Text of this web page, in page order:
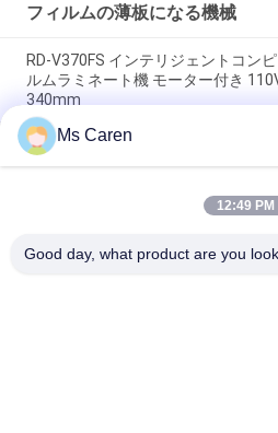
フィルムの薄板になる機械
RD-V370FS インテリジェントコン
ルムラミネート機 モーター付き
340mm
PRY-390D 520D 650D オートカット
ー
PRY-ER ロール・トゥ・ロール 全
Ms Caren
12:49 PM
Good day, what product are you